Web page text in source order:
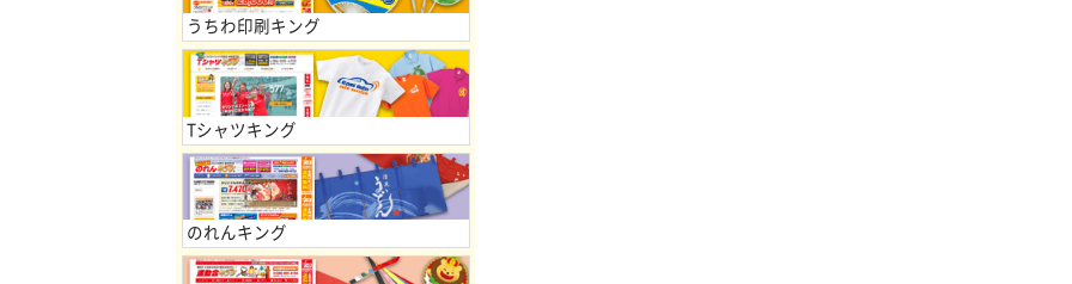
うちわ印刷キング
Tシャツキング
のれんキング